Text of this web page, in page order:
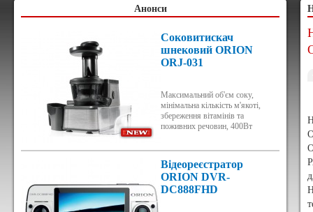
Анонси
Соковитискач
шнековий ORION
ORJ-031
Максимальний об'єм соку,
мінімальна кількість м'якоті,
збереження вітамінів та
поживних речовин, 400Вт
Відеореєстратор
ORION DVR-
DC888FHD